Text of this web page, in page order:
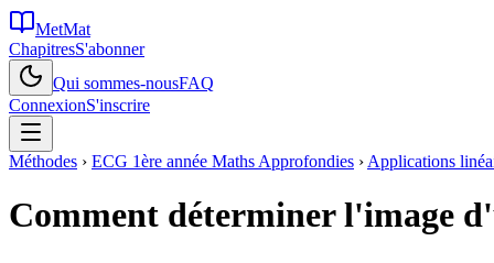
MetMat
ChapitresS'abonner
Qui sommes-nousFAQ
ConnexionS'inscrire
Méthodes › ECG 1ère année Maths Approfondies › Applications
Comment déterminer l'image